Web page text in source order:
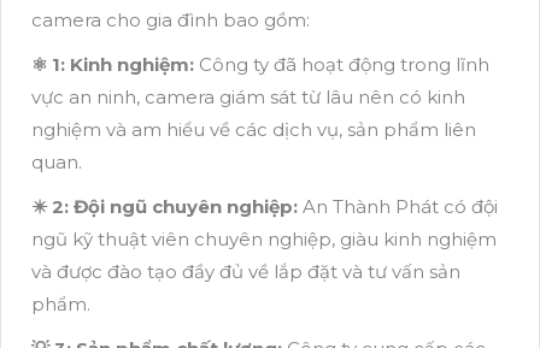
camera cho gia đình bao gồm:
⚛️ 1: Kinh nghiệm: Công ty đã hoạt động trong lĩnh
vực an ninh, camera giám sát từ lâu nên có kinh
nghiệm và am hiểu về các dịch vụ, sản phẩm liên
quan.
✴️ 2: Đội ngũ chuyên nghiệp: An Thành Phát có đội
ngũ kỹ thuật viên chuyên nghiệp, giàu kinh nghiệm
và được đào tạo đầy đủ về lắp đặt và tư vấn sản
phẩm.